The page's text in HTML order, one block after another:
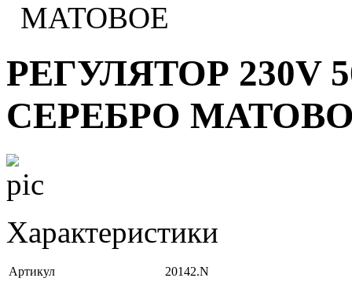
МАТОВОЕ
РЕГУЛЯТОР 230V
СЕРЕБРО
Характеристики
Артикул 20142.N